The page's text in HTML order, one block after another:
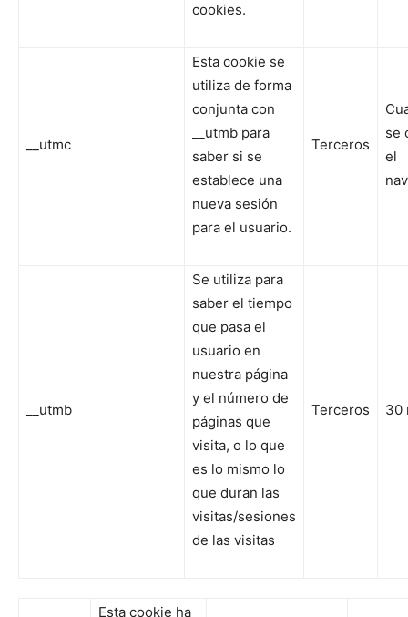
cookies.
__utmc
Esta cookie se
utiliza de forma
conjunta con
__utmb para
saber si se
establece una
nueva sesión
para el usuario.
Terceros
se
el
__utmb
Se utiliza para
saber el tiempo
que pasa el
usuario en
nuestra página
y el número de
páginas que
visita, o lo que
es lo mismo lo
que duran las
visitas/sesiones
de las visitas
Terceros 30
Esta cookie ha